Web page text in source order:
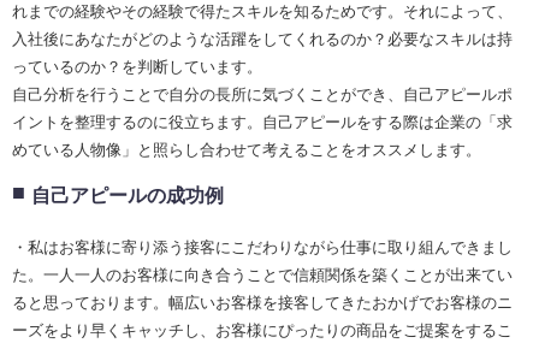
れまでの経験やその経験で得たスキルを知るためです。それによって、
入社後にあなたがどのような活躍をしてくれるのか？必要なスキルは持
っているのか？を判断しています。
自己分析を行うことで自分の長所に気づくことができ、自己アピールポ
イントを整理するのに役立ちます。自己アピールをする際は企業の「求
めている人物像」と照らし合わせて考えることをオススメします。
自己アピールの成功例
・私はお客様に寄り添う接客にこだわりながら仕事に取り組んできまし
た。一人一人のお客様に向き合うことで信頼関係を築くことが出来てい
ると思っております。幅広いお客様を接客してきたおかげでお客様のニ
ーズをより早くキャッチし、お客様にぴったりの商品をご提案をするこ